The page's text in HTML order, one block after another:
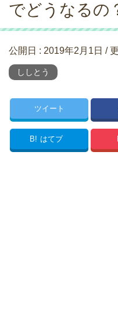
でどうなるの
公開日 : 2019年2月1日 /
ししとう
ツイート
B! はてブ